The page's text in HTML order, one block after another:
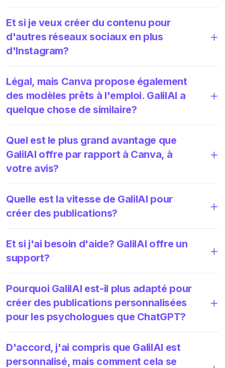
Et si je veux créer du contenu pour
d'autres réseaux sociaux en plus
d'Instagram?
Légal, mais Canva propose également
des modèles prêts à l'emploi. GalilAI a
quelque chose de similaire?
Quel est le plus grand avantage que
GalilAI offre par rapport à Canva, à
votre avis?
Quelle est la vitesse de GalilAI pour
créer des publications?
Et si j'ai besoin d'aide? GalilAI offre un
support?
Pourquoi GalilAI est-il plus adapté pour
créer des publications personnalisées
pour les psychologues que ChatGPT?
D'accord, j'ai compris que GalilAI est
personnalisé, mais comment cela se